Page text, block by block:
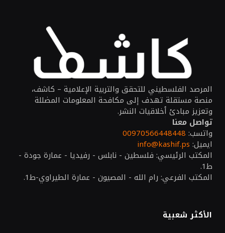
المرصد الفلسطيني للتحقق والتربية الإعلامية – كاشف،
منصة مستقلة تهدف إلى مكافحة المعلومات المضللة
وتعزيز مبادئ أخلاقيات النشر.
تواصل معنا
واتسب: 00970566448448
ايميل: info@kashif.ps
المكتب الرئيسي: فلسطين - نابلس - رفيديا - عمارة جودة -
ط1.
المكتب الفرعي: رام الله - المصيون - عمارة الطيراوي-ط1.
الأكثر شعبية